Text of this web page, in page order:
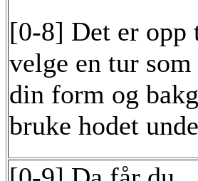
[0-8] Det er opp
velge en tur
din form og
bruke hodet